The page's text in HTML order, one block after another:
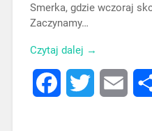
Smerka, gdzie wczoraj
Zaczynamy…
Czytaj dalej →
FacebookTwitter